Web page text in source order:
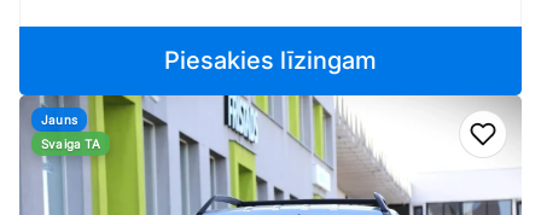
Piesakies līzingam
Jauns
Svaiga TA